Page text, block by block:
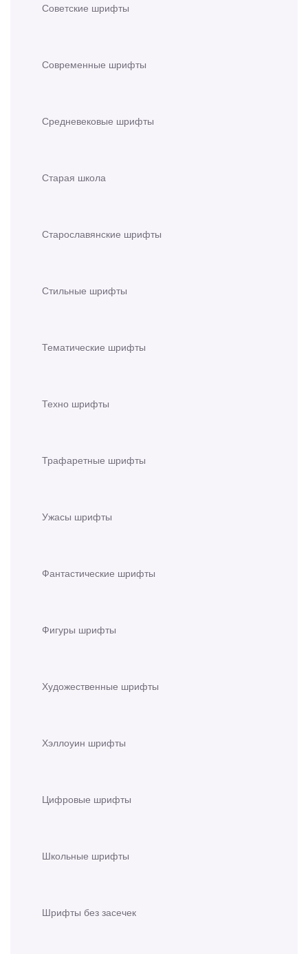
Советские шрифты
Современные шрифты
Средневековые шрифты
Старая школа
Старославянские шрифты
Стильные шрифты
Тематические шрифты
Техно шрифты
Трафаретные шрифты
Ужасы шрифты
Фантастические шрифты
Фигуры шрифты
Художественные шрифты
Хэллоуин шрифты
Цифровые шрифты
Школьные шрифты
Шрифты без засечек